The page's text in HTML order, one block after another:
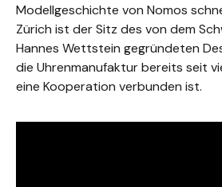
Modellgeschichte von Nomos
Zürich ist der Sitz des von dem
Hannes Wettstein gegründeten
die Uhrenmanufaktur bereits seit
eine Kooperation verbunden ist.